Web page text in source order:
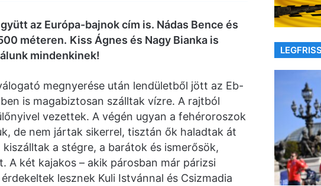
az Európa-bajnok cím is. Nádas Bence és
méteren. Kiss Ágnes és Nagy Bianka is
mindenkinek!
megnyerése után lendületből jött az Eb-
is magabiztosan szálltak vízre. A rajtból
vezettek. A végén ugyan a fehéroroszok
de nem jártak sikerrel, tisztán ők haladtak át
a stégre, a barátok és ismerősök,
A két kajakos – akik párosban már párizsi
lesznek Kuli Istvánnal és Csizmadia